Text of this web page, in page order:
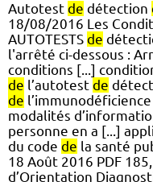
Autotest de détection
18/08/2016 Les
AUTOTESTS de
l'arrêté ci-dessous :
conditions [...]
de l’autotest de
de
modalités
personne en a [...]
du code de la santé
18 Août 2016 PDF
d’Orientation